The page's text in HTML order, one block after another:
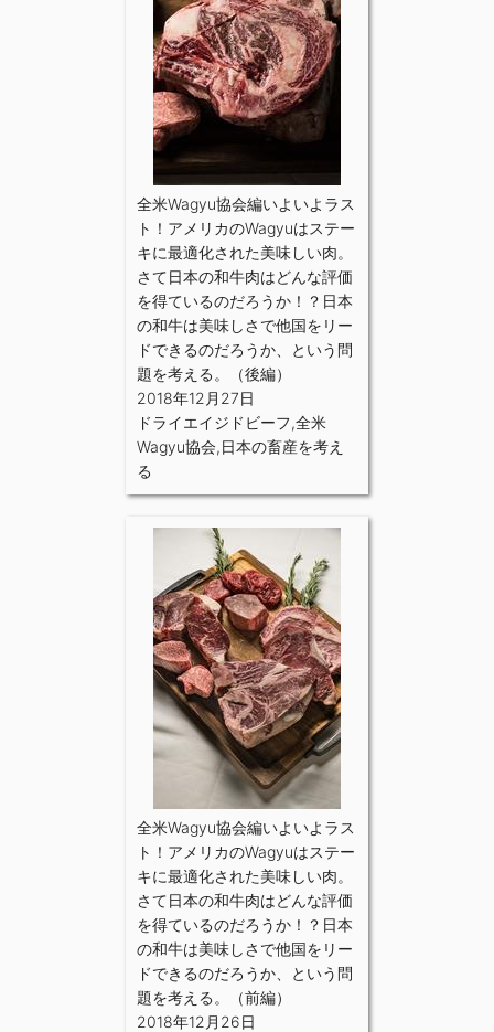
全米Wagyu協会編いよいよラス
ト！アメリカのWagyuはステー
キに最適化された美味しい肉。
さて日本の和牛肉はどんな評価
を得ているのだろうか！？日本
の和牛は美味しさで他国をリー
ドできるのだろうか、という問
題を考える。（後編）
2018年12月27日
ドライエイジドビーフ,全米
Wagyu協会,日本の畜産を考え
る
全米Wagyu協会編いよいよラス
ト！アメリカのWagyuはステー
キに最適化された美味しい肉。
さて日本の和牛肉はどんな評価
を得ているのだろうか！？日本
の和牛は美味しさで他国をリー
ドできるのだろうか、という問
題を考える。（前編）
2018年12月26日